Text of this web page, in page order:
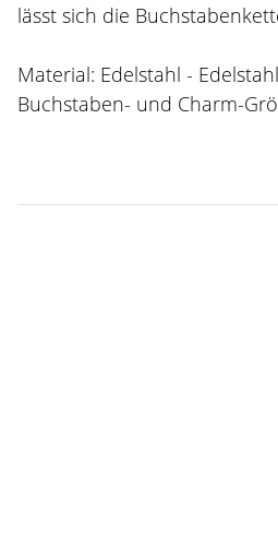
lässt sich die
Material: Edelstahl -
Buchstaben- und Charm-